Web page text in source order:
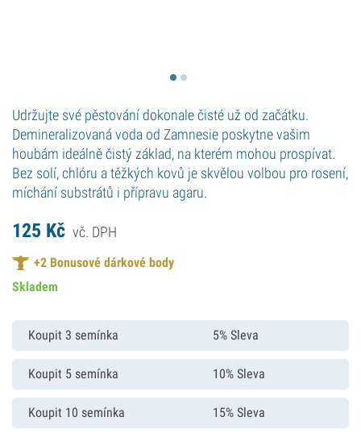
Udržujte své pěstování dokonale čisté už od začátku.
Demineralizovaná voda od Zamnesie poskytne vašim
houbám ideálně čistý základ, na kterém mohou prospívat.
Bez solí, chlóru a těžkých kovů je skvělou volbou pro rosení,
míchání substrátů i přípravu agaru.
125 Kč vč. DPH
+2 Bonusové dárkové body
Skladem
Koupit 3 semínka 5% Sleva
Koupit 5 semínka 10% Sleva
Koupit 10 semínka 15% Sleva